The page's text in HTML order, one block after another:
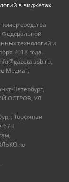
в виджетах
средства
технологий и
2018 года.
Медиа",
Петербург,
ОСТРОВ, УЛ
Торфяная
67Н
по